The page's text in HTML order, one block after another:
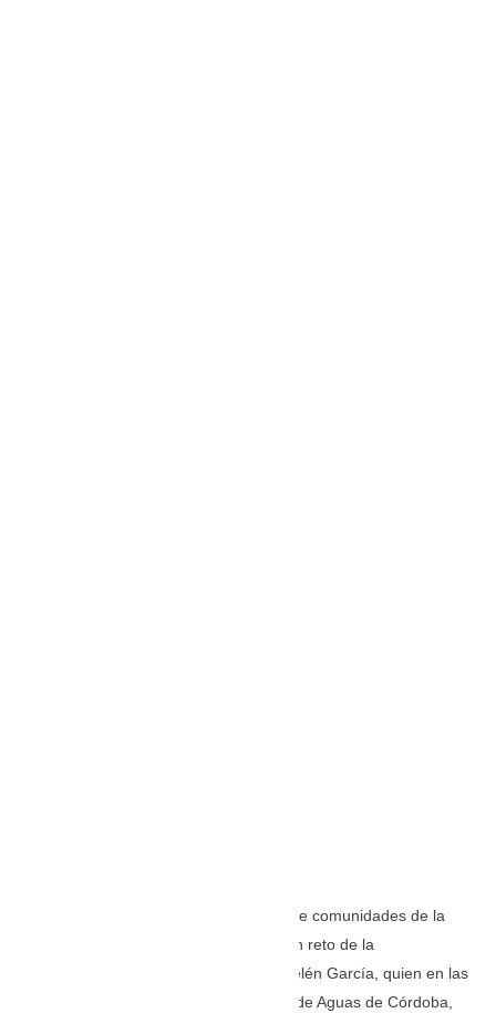
Llevar agua potable al mayor número de comunidades de la
zona rural de la capital cordobesa es un reto de la
administración del alcalde Hugo Kerguelén García, quien en las
últimas horas se reunió con el gerente de Aguas de Córdoba,